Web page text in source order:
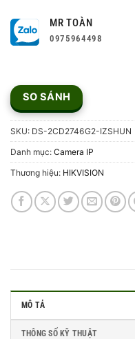
MR TOÀN
0975964498
SO SÁNH
SKU: DS-2CD2746G2-IZSHUN
Danh mục: Camera IP
Thương hiệu: HIKVISION
MÔ TẢ
THÔNG SỐ KỸ THUẬT